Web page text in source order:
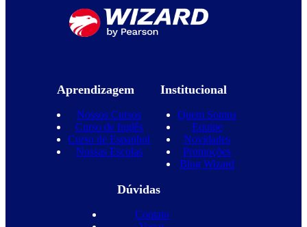
Aprendizagem
Nossos Cursos
Curso de Inglês
Curso de Espanhol
Nossas Escolas
Institucional
Quem Somos
Equipe
Novidades
Promoções
Blog Wizard
Dúvidas
Contato